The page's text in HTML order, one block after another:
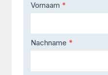
Contact
Us
Vornaam *
Nachname *